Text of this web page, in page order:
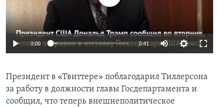
0:00 0:41
Президент в «Твиттере» поблагодарил Тиллерсона
за работу в должности главы Госдепартамента и
сообщил, что теперь внешнеполитическое